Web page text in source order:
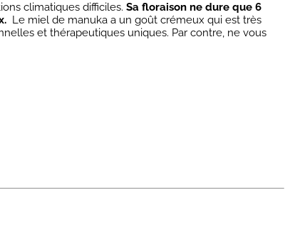
climatiques difficiles. Sa floraison ne dure que 6
Le miel de manuka a un goût crémeux qui est très
et thérapeutiques uniques. Par contre, ne vous